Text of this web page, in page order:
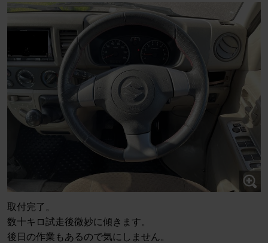
取付完了。
数十キロ試走後微妙に傾きます。
後日の作業もあるので気にしません。